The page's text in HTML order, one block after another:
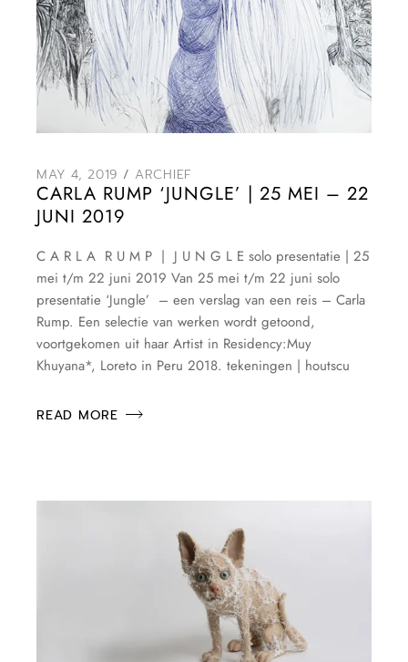
MAY 4, 2019 ARCHIEF
CARLA RUMP ‘JUNGLE’ | 25 MEI – 22
JUNI 2019
C A R L A R U M P | J U N G L E solo presentatie | 25
mei t/m 22 juni 2019 Van 25 mei t/m 22 juni solo
presentatie ‘Jungle’ – een verslag van een reis – Carla
Rump. Een selectie van werken wordt getoond,
voortgekomen uit haar Artist in Residency:Muy
Khuyana*, Loreto in Peru 2018. tekeningen | houtscu
READ MORE